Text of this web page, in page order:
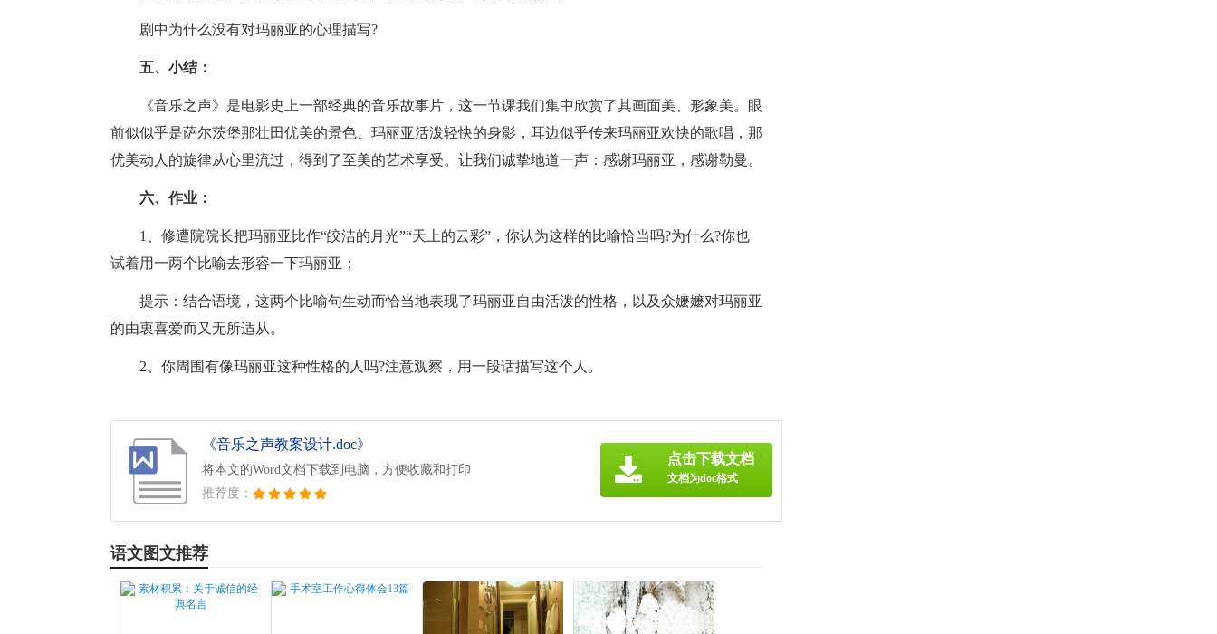
剧中为什么没有对玛丽亚的心理描写?
五、小结：
《音乐之声》是电影史上一部经典的音乐故事片，这一节课我们集中欣赏了其画面美、形象美。眼
前似似乎是萨尔茨堡那壮田优美的景色、玛丽亚活泼轻快的身影，耳边似乎传来玛丽亚欢快的歌唱，那
优美动人的旋律从心里流过，得到了至美的艺术享受。让我们诚挚地道一声：感谢玛丽亚，感谢勒曼。
六、作业：
1、修遭院院长把玛丽亚比作“皎洁的月光”“天上的云彩”，你认为这样的比喻恰当吗?为什么?你也
试着用一两个比喻去形容一下玛丽亚；
提示：结合语境，这两个比喻句生动而恰当地表现了玛丽亚自由活泼的性格，以及众嬷嬷对玛丽亚
的由衷喜爱而又无所适从。
2、你周围有像玛丽亚这种性格的人吗?注意观察，用一段话描写这个人。
《音乐之声教案设计.doc》
将本文的Word文档下载到电脑，方便收藏和打印
推荐度：
点击下载文档
文档为doc格式
语文图文推荐